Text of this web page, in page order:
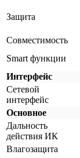
Защита
Совместимость
Smart функции
Интерфейс
Сетевой
интерфейс
Основное
Дальность
действия ИК
Влагозащита